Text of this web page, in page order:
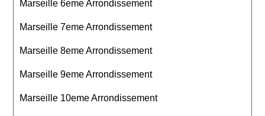
Marseille 6eme Arrondissement
Marseille 7eme Arrondissement
Marseille 8eme Arrondissement
Marseille 9eme Arrondissement
Marseille 10eme Arrondissement